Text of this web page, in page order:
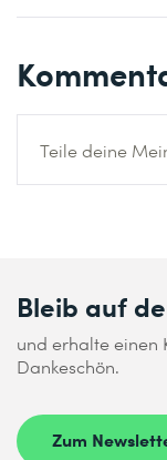
Teile deine
Bleib auf
und erhalte einen
Dankeschön.
Zum